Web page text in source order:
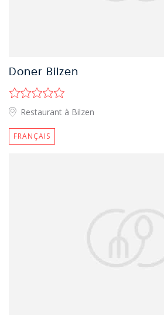
Doner Bilzen
Restaurant à Bilzen
FRANÇAIS